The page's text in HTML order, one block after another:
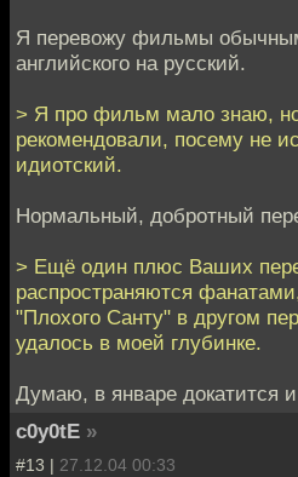
Я перевожу фильмы
английского на русский.
> Я про фильм мало знаю,
рекомендовали, посему не
идиотский.
Нормальный, добротный
> Ещё один плюс Ваших
распространяются
"Плохого Санту" в другом
удалось в моей глубинке.
Думаю, в январе докатится
c0y0tE »
#13 | 27.12.04 00:33